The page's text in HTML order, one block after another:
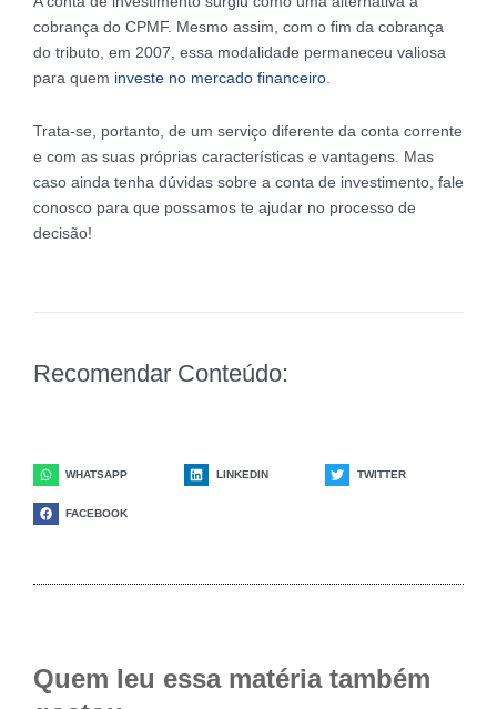
cobrança do CPMF. Mesmo assim, com o fim da cobrança
do tributo, em 2007, essa modalidade permaneceu valiosa
para quem investe no mercado financeiro
Trata-se, portanto, de um serviço diferente da conta corrente
e com as suas próprias características e vantagens. Mas
caso ainda tenha dúvidas sobre a conta de investimento, fale
conosco para que possamos te ajudar no processo de
decisão!
Recomendar Conteúdo:
WHATSAPP LINKEDIN TWITTER
FACEBOOK
Quem leu essa matéria também